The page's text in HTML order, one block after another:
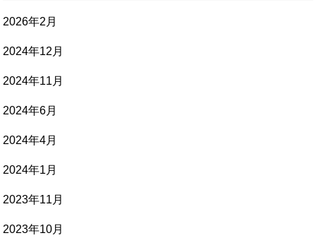
2026年2月
2024年12月
2024年11月
2024年6月
2024年4月
2024年1月
2023年11月
2023年10月